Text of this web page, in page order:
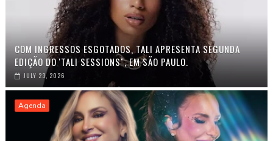
COM INGRESSOS ESGOTADOS, TALI APRESENTA SEGUNDA
EDIÇÃO DO 'TALI SESSIONS", EM SÃO PAULO.
JULY 23, 2026
Agenda